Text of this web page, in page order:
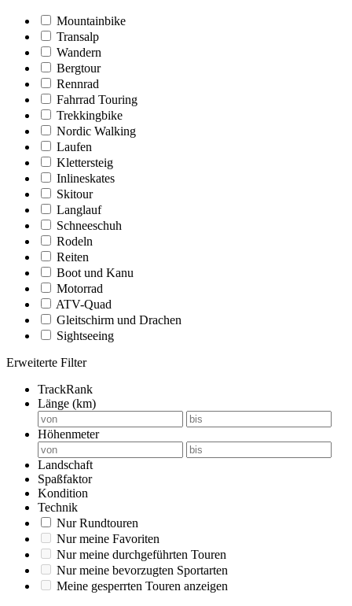
Mountainbike
Transalp
Wandern
Bergtour
Rennrad
Fahrrad Touring
Trekkingbike
Nordic Walking
Laufen
Klettersteig
Inlineskates
Skitour
Langlauf
Schneeschuh
Rodeln
Reiten
Boot und Kanu
Motorrad
ATV-Quad
Gleitschirm und Drachen
Sightseeing
Erweiterte Filter
TrackRank
Länge (km)
Höhenmeter
Landschaft
Spaßfaktor
Kondition
Technik
Nur Rundtouren
Nur meine Favoriten
Nur meine durchgeführten Touren
Nur meine bevorzugten Sportarten
Meine gesperrten Touren anzeigen